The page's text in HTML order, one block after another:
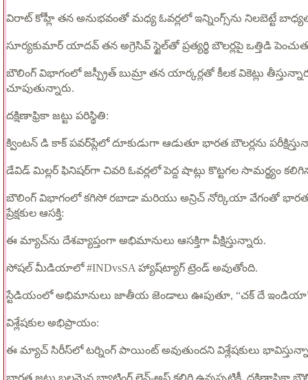
విరాట్ కోహ్లీ తన అనుభవంతో మధ్య ఓవర్లలో ఇన్నింగ్స్‌ను నిలబెట్టే బాధ్యత
సూర్యకుమార్ యాదవ్ తన అగ్రెసివ్ స్టైల్‌తో ప్రత్యర్థి బౌలర్లపై ఒత్తిడి
బౌలింగ్ విభాగంలో జస్ప్రీత్ బుమ్రా తన యార్కర్లతో కీలక వికెట్లు
చూపుతున్నారు.
దక్షిణాఫ్రికా జట్టు పరిస్థితి:
క్వింటన్ డి కాక్ పవర్‌ప్లేలో దూకుడుగా ఆడుతూ భారత బౌలర్లను
డేవిడ్ మిల్లర్ ఫినిషర్‌గా చివరి ఓవర్లలో పెద్ద షాట్లు కొట్టగల సామర్థ్యం
బౌలింగ్ విభాగంలో కగిసో రబాడా మరియు అన్రిచ్ నోర్కియా వేగంతో భారత
ప్రేక్షకుల ఆసక్తి:
ఈ మ్యాచ్‌ను దేశవ్యాప్తంగా అభిమానులు ఆసక్తిగా వీక్షిస్తున్నారు.
సోషల్ మీడియాలో #INDvsSA హ్యాష్‌ట్యాగ్ ట్రెండ్ అవుతోంది.
స్టేడియంలో అభిమానులు జాతీయ జెండాలు ఊపుతూ, “చక్ దే ఇండియా”
విశ్లేషకుల అభిప్రాయం:
ఈ మ్యాచ్ సిరీస్‌లో టర్నింగ్ పాయింట్ అవుతుందని విశ్లేషకులు
భారత జట్టు బలమైన బ్యాటింగ్ లైన్-అప్ కలిగి ఉన్నప్పటికీ, దక్షిణాఫ్రికా